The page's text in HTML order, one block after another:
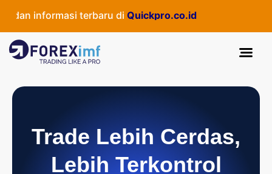
informasi terbaru di Quickpro.co.id
Trade Lebih Cerdas,
Lebih Terkontrol